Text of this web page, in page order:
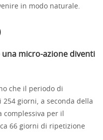
in modo naturale.
micro-azione diventi
che il periodo di
giorni, a seconda della
per il
66 giorni di ripetizione